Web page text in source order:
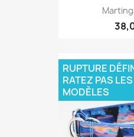
RUPTURE
RATEZ PAS
MODÈLES